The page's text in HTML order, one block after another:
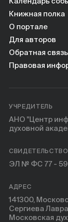
Книжная полка
О портале
Для авторов
Обратная связь
Правовая
УЧРЕДИТЕЛЬ
АНО "Центр
духовной
ЭЛ № ФС 77 -
АДРЕС
141300,
Сергиева
Московская